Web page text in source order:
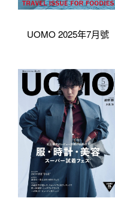
UOMO 2025年7月號